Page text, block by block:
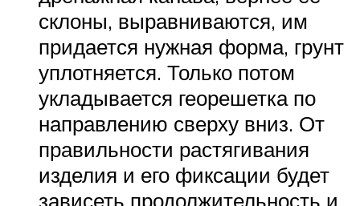
склоны, выравниваются, им
придается нужная форма, грунт
уплотняется. Только потом
укладывается георешетка по
направлению сверху вниз. От
правильности растягивания
изделия и его фиксации будет
зависеть продолжительность и